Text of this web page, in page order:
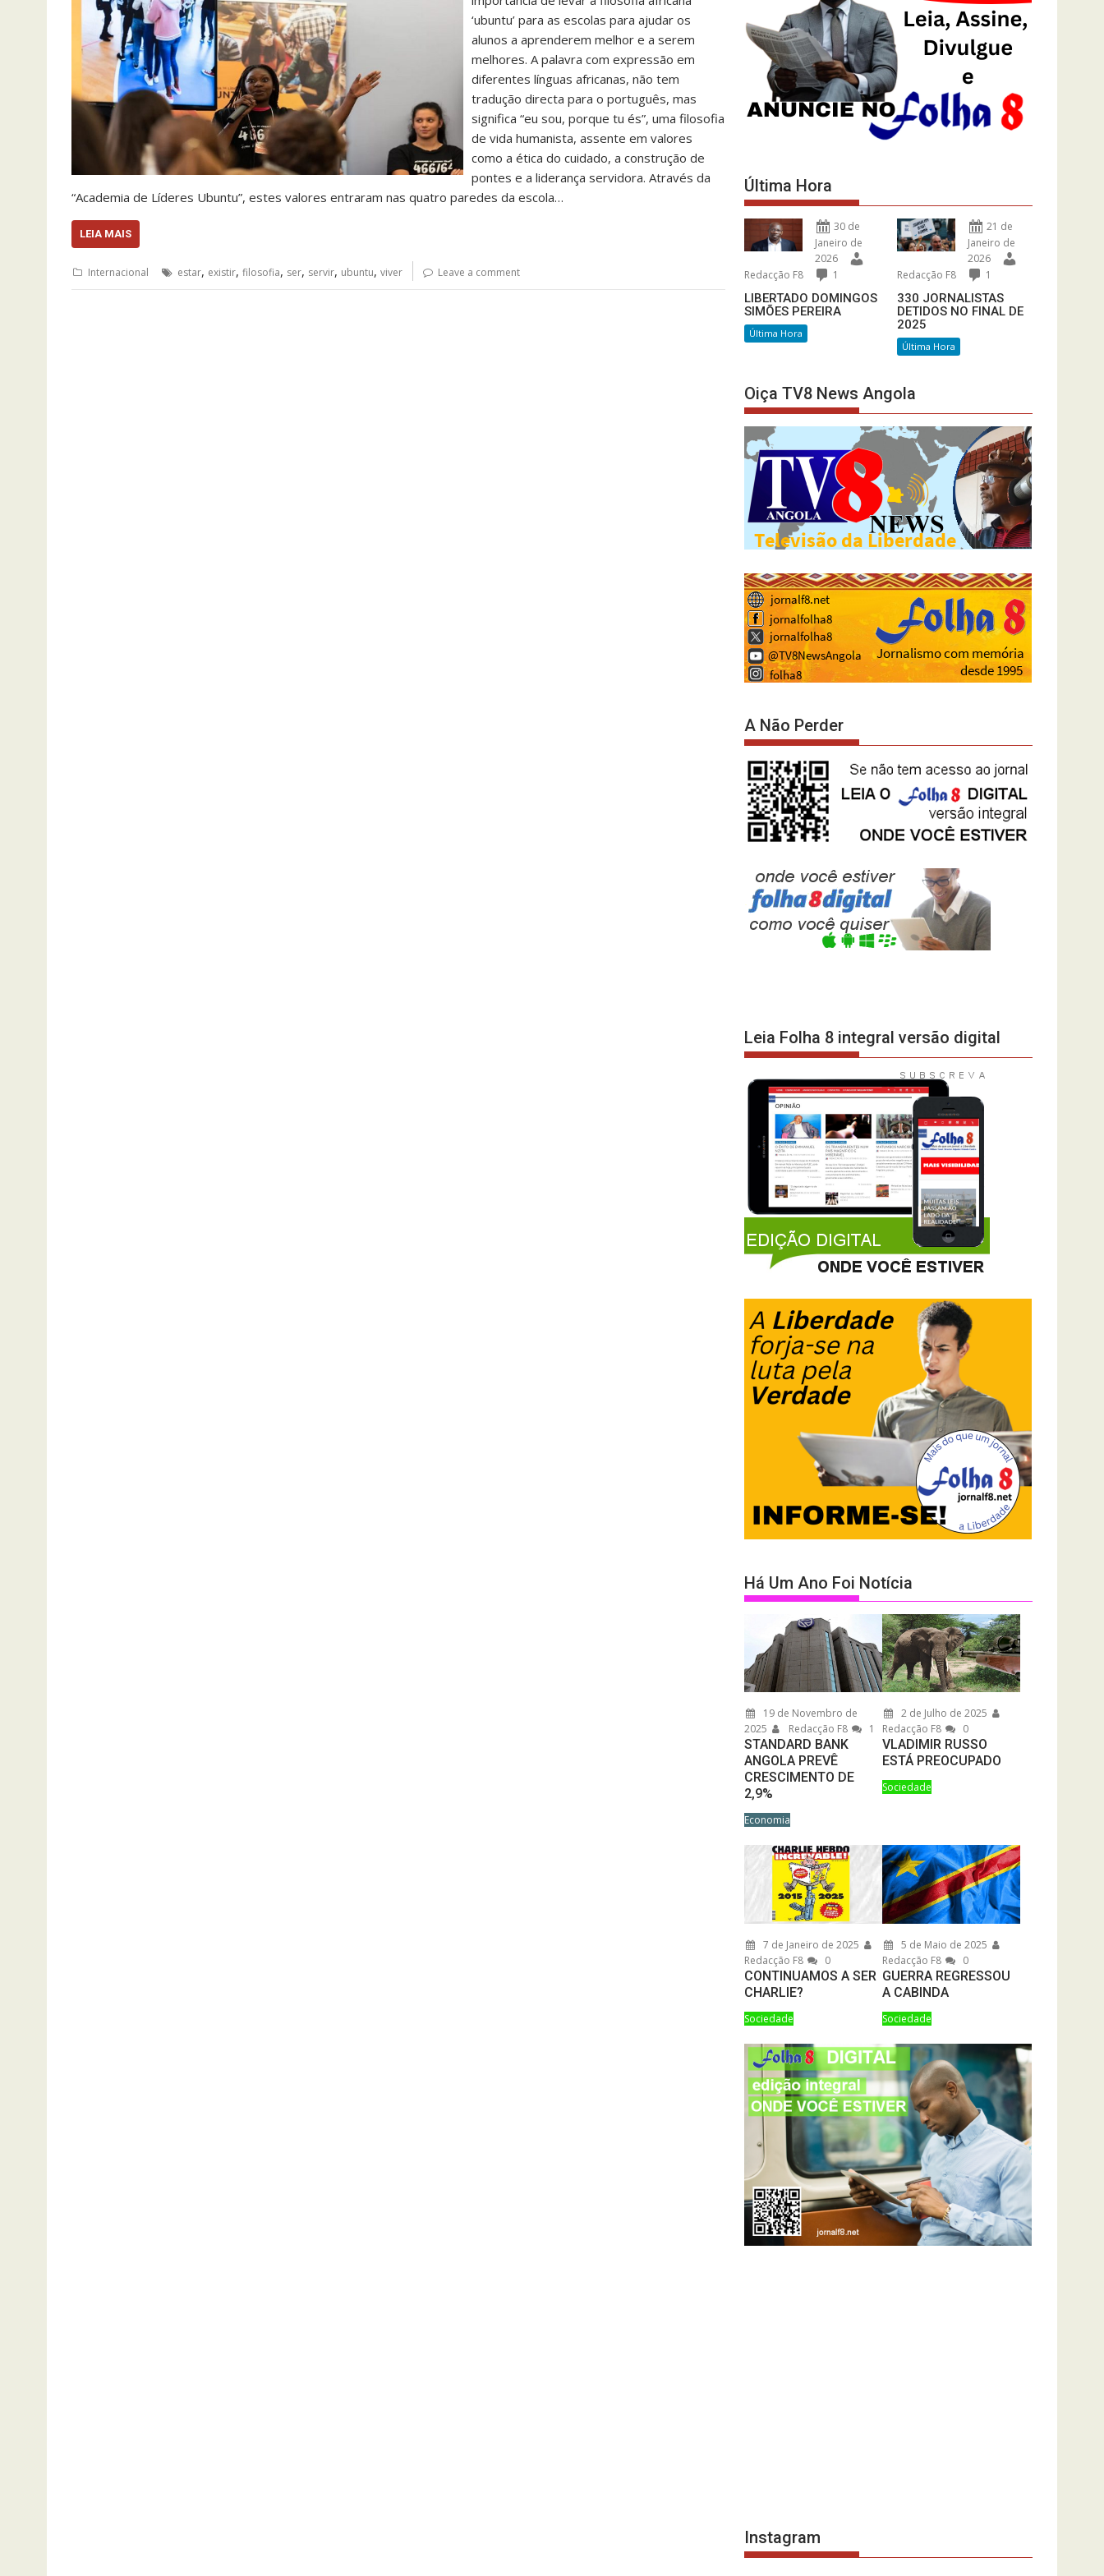
‘ubuntu’ para as escolas para ajudar os
alunos a aprenderem melhor e a serem
melhores. A palavra com expressão em
diferentes línguas africanas, não tem
tradução directa para o português, mas
significa “eu sou, porque tu és”, uma filosofia
de vida humanista, assente em valores
como a ética do cuidado, a construção de
pontes e a liderança servidora. Através da
“Academia de Líderes Ubuntu”, estes valores entraram nas quatro paredes da escola…
LEIA MAIS
Internacional estar, existir, filosofia, ser, servir, ubuntu, viver Leave a comment
Última Hora
30 de
Janeiro de
2026
Redacção F8
1
LIBERTADO DOMINGOS
SIMÕES PEREIRA
Última Hora
21 de
Janeiro de
2026
Redacção F8
1
330 JORNALISTAS
DETIDOS NO FINAL DE
2025
Última Hora
Oiça TV8 News Angola
A Não Perder
Leia Folha 8 integral versão digital
Há Um Ano Foi Notícia
19 de Novembro de
2025
Redacção F8 1
STANDARD BANK
ANGOLA PREVÊ
CRESCIMENTO DE
2,9%
Economia
2 de Julho de 2025
Redacção F8
0
VLADIMIR RUSSO
ESTÁ PREOCUPADO
Sociedade
7 de Janeiro de 2025
Redacção F8
0
CONTINUAMOS A SER
CHARLIE?
Sociedade
5 de Maio de 2025
Redacção F8
0
GUERRA REGRESSOU
A CABINDA
Sociedade
Instagram